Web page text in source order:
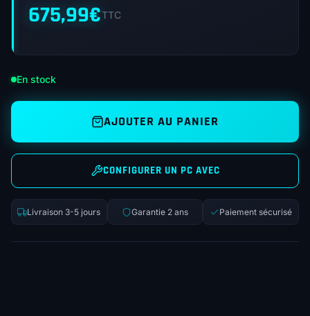
675,99€TTC
En stock
AJOUTER AU PANIER
CONFIGURER UN PC AVEC
Livraison 3-5 jours Garantie 2 ans Paiement sécurisé